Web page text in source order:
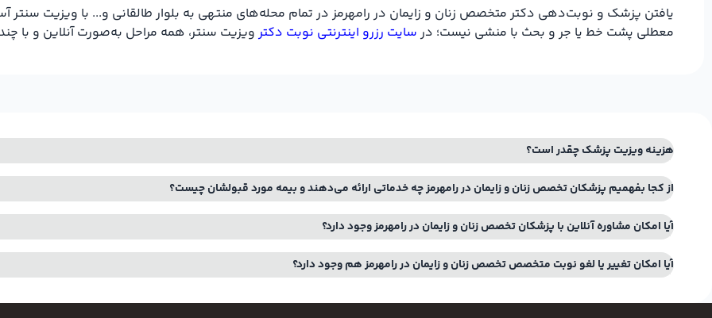
یافتن پزشک و نوبت‌دهی دکتر متخصص زنان و زایمان در رامهرمز در تمام محله‌های منتهی به بلوار طالقانی و... با ویزیت
معطلی پشت خط یا جر و بحث با منشی نیست؛ در سایت رزرو اینترنتی نوبت دکترویزیت سنتر، همه مراحل به‌صورت آنلاین و با
هزینه ویزیت پزشک چقدر است؟
از کجا بفهمیم پزشکان تخصص زنان و زایمان در رامهرمز چه خدماتی ارائه می‌دهند و بیمه مورد قبولشان چیست؟
آیا امکان مشاوره آنلاین با پزشکان تخصص زنان و زایمان در رامهرمز وجود دارد؟
آیا امکان تغییر یا لغو نوبت متخصص تخصص زنان و زایمان در رامهرمز هم وجود دارد؟